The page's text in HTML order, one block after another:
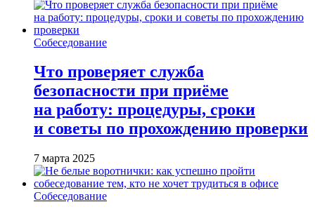
Собеседование
Что проверяет служба
безопасности при приёме
на работу: процедуры, сроки
и советы по прохождению проверки
7 марта 2025
Собеседование